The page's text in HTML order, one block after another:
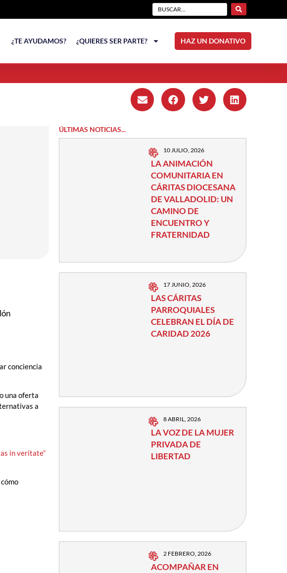
¿TE AYUDAMOS? ¿QUIERES SER PARTE? HAZ UN DONATIVO
conciencia
una oferta
a
in veritate”
ÚLTIMAS NOTICIAS...
10 JULIO, 2026
LA ANIMACIÓN
COMUNITARIA EN
CÁRITAS DIOCESANA
DE VALLADOLID: UN
CAMINO DE
ENCUENTRO Y
FRATERNIDAD
17 JUNIO, 2026
LAS CÁRITAS
PARROQUIALES
CELEBRAN EL DÍA DE
CARIDAD 2026
8 ABRIL, 2026
LA VOZ DE LA MUJER
PRIVADA DE
LIBERTAD
2 FEBRERO, 2026
ACOMPAÑAR EN